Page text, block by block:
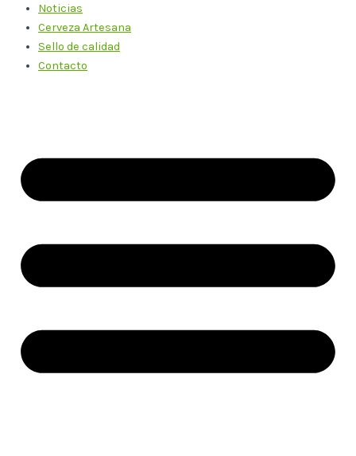
Noticias
Cerveza Artesana
Sello de calidad
Contacto